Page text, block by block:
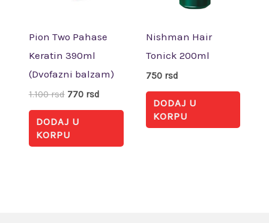
Pion Two Pahase
Keratin 390ml
(Dvofazni balzam)
1.100rsd 770 rsd
DODAJ U
KORPU
Nishman Hair
Tonick 200ml
750 rsd
DODAJ U
KORPU